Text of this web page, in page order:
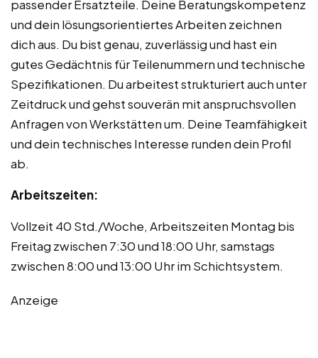
passender Ersatzteile. Deine Beratungskompetenz
und dein lösungsorientiertes Arbeiten zeichnen
dich aus. Du bist genau, zuverlässig und hast ein
gutes Gedächtnis für Teilenummern und technische
Spezifikationen. Du arbeitest strukturiert auch unter
Zeitdruck und gehst souverän mit anspruchsvollen
Anfragen von Werkstätten um. Deine Teamfähigkeit
und dein technisches Interesse runden dein Profil
ab.
Arbeitszeiten:
Vollzeit 40 Std./Woche, Arbeitszeiten Montag bis
Freitag zwischen 7:30 und 18:00 Uhr, samstags
zwischen 8:00 und 13:00 Uhr im Schichtsystem.
Anzeige